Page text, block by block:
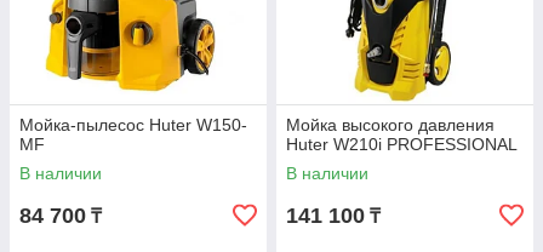
Мойка-пылесос Huter W150-
MF
В наличии
84 700 ₸
Мойка высокого давления
Huter W210i PROFESSIONAL
В наличии
141 100 ₸